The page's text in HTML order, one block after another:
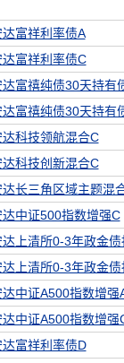
达富祥利率债A
达富祥利率债C
达富禧纯债30天持有
达富禧纯债30天持有
达科技领航混合C
达科技创新混合C
达长三角区域主题混
达中证500指数增强C
达上清所0-3年政金债
达上清所0-3年政金债
达中证A500指数增强
达中证A500指数增强
达富祥利率债D